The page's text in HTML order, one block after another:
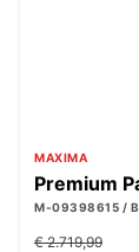
MAXIMA
Premium
M-09398615 /
€ 2.719,99